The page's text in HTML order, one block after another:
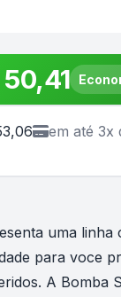
50,41
em até 3x
uma linha
para voce
A Bomba